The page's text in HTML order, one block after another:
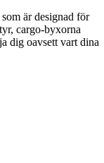
är designad för
cargo-byxorna
dig oavsett vart dina